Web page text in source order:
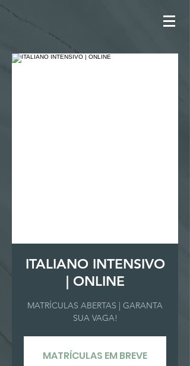
ITALIANO INTENSIVO
| ONLINE
MATRÍCULAS ABERTAS | GARANTA
SUA VAGA!
MATRÍCULAS EM BREVE